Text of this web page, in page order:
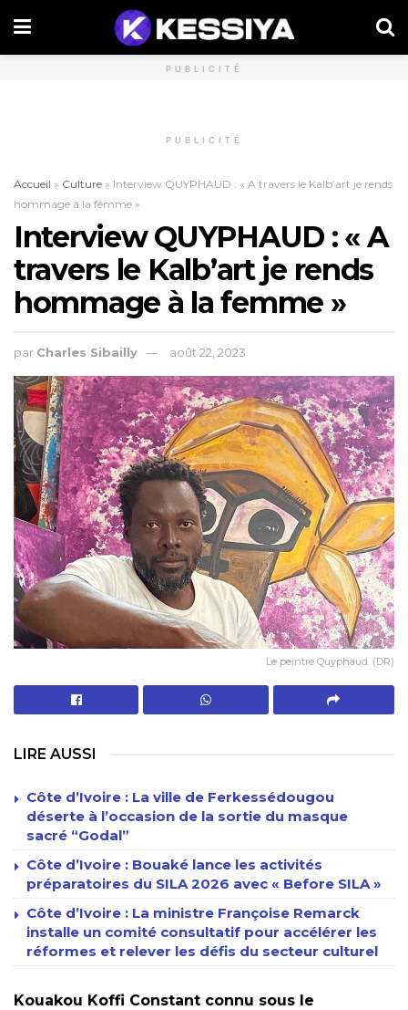
PUBLICITÉ
PUBLICITÉ
Accueil » Culture » Interview QUYPHAUD : « A travers le Kalb’art je rends
hommage à la femme »
Interview QUYPHAUD : « A
travers le Kalb’art je rends
hommage à la femme »
par Charles Sibailly août 22, 2023
Le peintre Quyphaud. (DR)
LIRE AUSSI
Côte d’Ivoire : La ville de Ferkessédougou
déserte à l’occasion de la sortie du masque
sacré “Godal”
Côte d’Ivoire : Bouaké lance les activités
préparatoires du SILA 2026 avec « Before SILA »
Côte d’Ivoire : La ministre Françoise Remarck
installe un comité consultatif pour accélérer les
réformes et relever les défis du secteur culturel
Kouakou Koffi Constant connu sous le